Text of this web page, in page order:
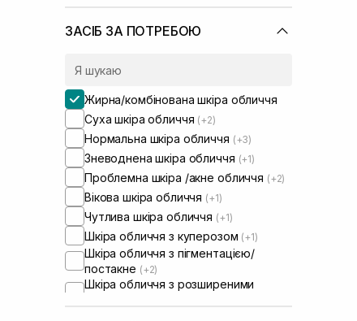
Needly(+5)
Perolite(+3)
Question and Answer
Rejuran(+1)
Round Lab(+6)
Sachi Skin(+1)
Skin1004(+2)
Transparent-Lab(+7)
UIQ(+5)
Usolab(+5)
VT Cosmetics(+1)
ЗАСІБ ЗА ПОТРЕБОЮ
Жирна/комбінована шкіра обличчя
Суха шкіра обличчя (+2)
Нормальна шкіра обличчя (+3)
Зневоднена шкіра обличчя (+1)
Проблемна шкіра /акне обличчя (+2)
Вікова шкіра обличчя (+1)
Чутлива шкіра обличчя (+1)
Шкіра обличчя з куперозом (+1)
Шкіра обличчя з пігментацією/
постакне (+2)
Шкіра обличчя з розширеними